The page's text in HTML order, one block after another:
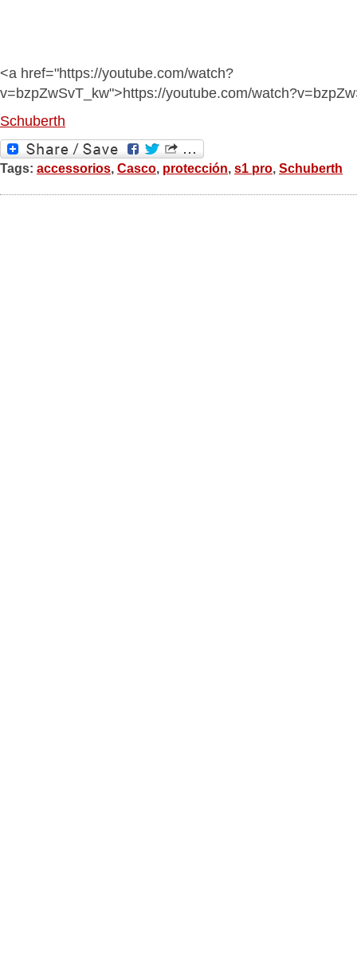
<a href="https://youtube.com/watch?
v=bzpZwSvT_kw">https://youtube.com/
Schuberth
Tags: accessorios, Casco, protección, s1 pro, Schuberth